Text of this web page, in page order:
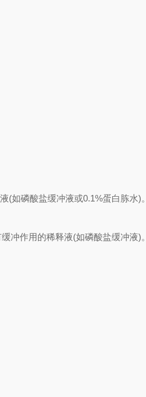
磷酸盐缓冲液或0.1%蛋白胨水)。
作用的稀释液(如磷酸盐缓冲液)。